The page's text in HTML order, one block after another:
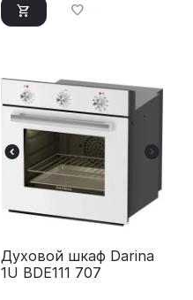
Духовой шкаф Darina
1U BDE111 707